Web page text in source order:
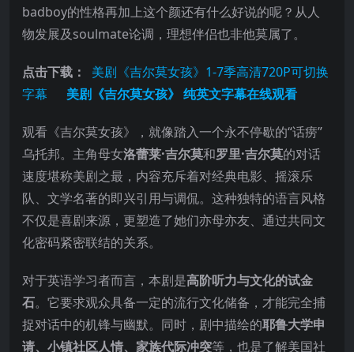
badboy的性格再加上这个颜还有什么好说的呢？从人
物发展及soulmate论调，理想伴侣也非他莫属了。
点击下载：
美剧《吉尔莫女孩》1-7季高清720P可切换
字幕
美剧《吉尔莫女孩》 纯英文字幕在线观看
观看《吉尔莫女孩》，就像踏入一个永不停歇的“话痨”
乌托邦。主角母女洛蕾莱·吉尔莫和罗里·吉尔莫的对话
速度堪称美剧之最，内容充斥着对经典电影、摇滚乐
队、文学名著的即兴引用与调侃。这种独特的语言风格
不仅是喜剧来源，更塑造了她们亦母亦友、通过共同文
化密码紧密联结的关系。
对于英语学习者而言，本剧是高阶听力与文化的试金
石。它要求观众具备一定的流行文化储备，才能完全捕
捉对话中的机锋与幽默。同时，剧中描绘的耶鲁大学申
请、小镇社区人情、家族代际冲突等，也是了解美国社